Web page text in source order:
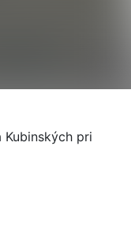
Kubinských pri